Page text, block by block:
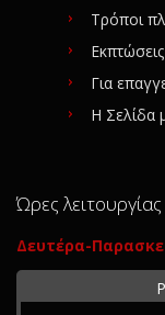
Τρόποι
Για
Η Σελίδα
Ώρες
Δευτέρα-